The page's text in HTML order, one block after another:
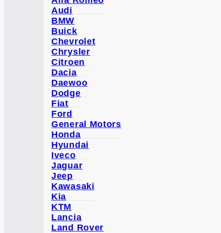
Audi
BMW
Buick
Chevrolet
Chrysler
Citroen
Dacia
Daewoo
Dodge
Fiat
Ford
General Motors
Honda
Hyundai
Iveco
Jaguar
Jeep
Kawasaki
Kia
KTM
Lancia
Land Rover